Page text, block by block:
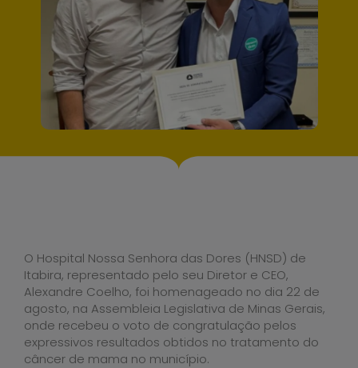
O Hospital Nossa Senhora das Dores (HNSD) de
Itabira, representado pelo seu Diretor e CEO,
Alexandre Coelho, foi homenageado no dia 22 de
agosto, na Assembleia Legislativa de Minas Gerais,
onde recebeu o voto de congratulação pelos
expressivos resultados obtidos no tratamento do
câncer de mama no município.